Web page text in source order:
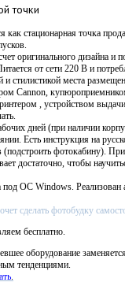
точки
как стационарная точка
оригинального дизайна и
от сети 220 В и
и стилистикой места
Cannon,
, устройством
дней (при наличии
Есть инструкция на
(подстроить фотокабину).
достаточно, чтобы
под OC Windows. Реализован
сделать фотобудку
бесплатно.
оборудование
тенденциями.